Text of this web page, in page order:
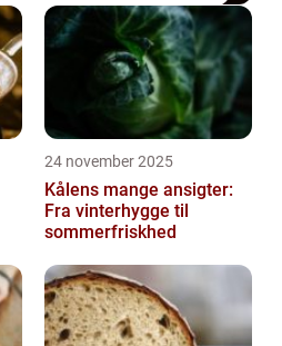
24 november 2025
Kålens mange ansigter:
Fra vinterhygge til
sommerfriskhed